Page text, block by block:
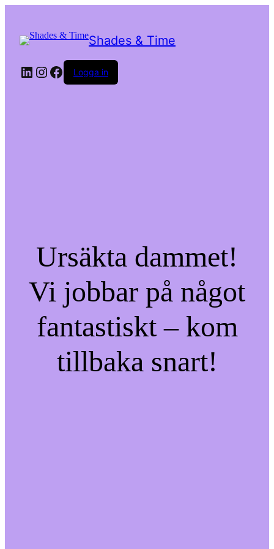
Shades & Time
LinkedIn
Instagram
Facebook
Logga in
Ursäkta dammet!
Vi jobbar på något
fantastiskt – kom
tillbaka snart!